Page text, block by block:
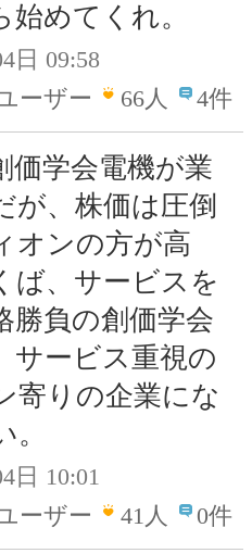
始めてくれ。
日 09:58
ーザー
66人 4件
価学会電機が業
が、株価は圧倒
オンの方が高
ば、サービスを
勝負の創価学会
サービス重視の
寄りの企業にな
日 10:01
ーザー
41人 0件